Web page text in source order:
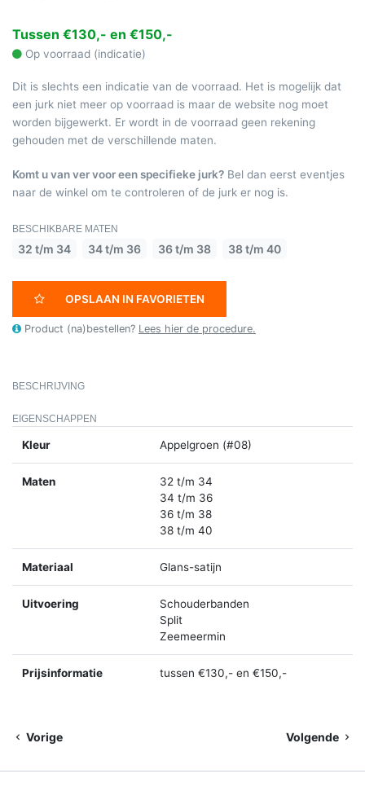
Tussen €130,- en €150,-
Op voorraad (indicatie)
Dit is slechts een indicatie van de voorraad. Het is mogelijk dat
een jurk niet meer op voorraad is maar de website nog moet
worden bijgewerkt. Er wordt in de voorraad geen rekening
gehouden met de verschillende maten.
Komt u van ver voor een specifieke jurk? Bel dan eerst eventjes
naar de winkel om te controleren of de jurk er nog is.
BESCHIKBARE MATEN
32 t/m 34 34 t/m 36 36 t/m 38 38 t/m 40
OPSLAAN IN FAVORIETEN
Product (na)bestellen? Lees hier de procedure.
BESCHRIJVING
EIGENSCHAPPEN
Kleur Appelgroen (#08)
Maten
32 t/m 34
34 t/m 36
36 t/m 38
38 t/m 40
Materiaal Glans-satijn
Uitvoering
Schouderbanden
Split
Zeemeermin
Prijsinformatie tussen €130,- en €150,-
Vorige Volgende